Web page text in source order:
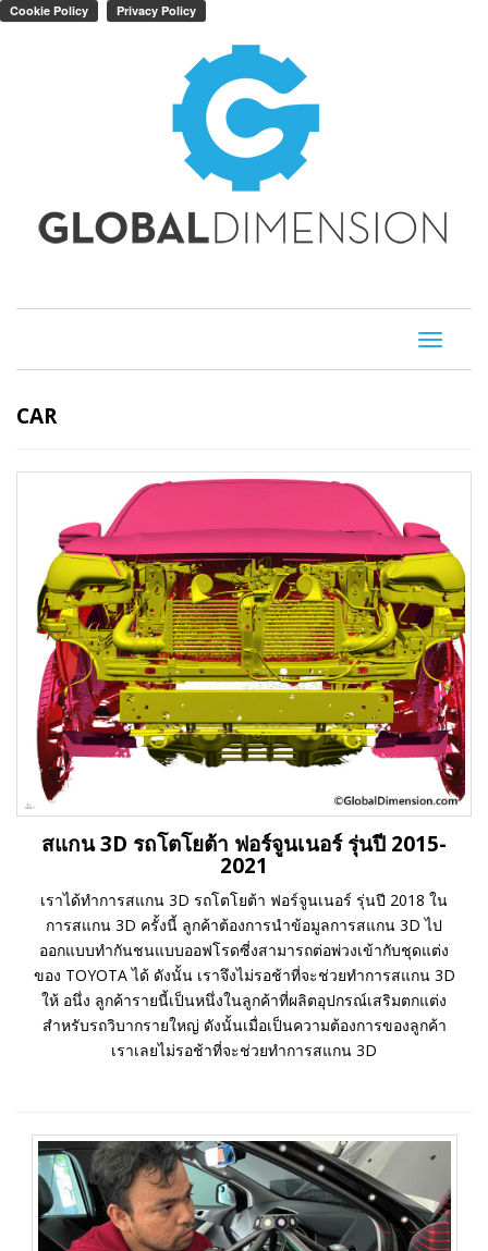
Toggle
CAR
สแกน 3D รถโตโยต้า ฟอร์จูนเนอร์ รุ่นปี 2015-
2021
เราได้ทำการสแกน 3D รถโตโยต้า ฟอร์จูนเนอร์ รุ่นปี 2018 ใน
การสแกน 3D ครั้งนี้ ลูกค้าต้องการนำข้อมูลการสแกน 3D ไป
ออกแบบทำกันชนแบบออฟโรดซี่งสามารถต่อพ่วงเข้ากับชุดแต่ง
ของ TOYOTA ได้ ดังนั้น เราจึงไม่รอช้าที่จะช่วยทำการสแกน 3D
ให้ อนึ่ง ลูกค้ารายนี้เป็นหนึ่งในลูกค้าที่ผลิตอุปกรณ์เสริมตกแต่ง
สำหรับรถวิบากรายใหญ่ ดังนั้นเมื่อเป็นความต้องการของลูกค้า
เราเลยไม่รอช้าที่จะช่วยทำการสแกน 3D